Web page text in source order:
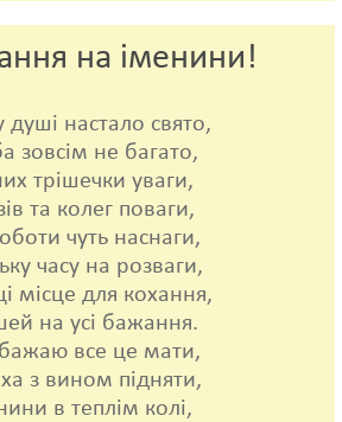
на іменини!
настало свято,
зовсім не багато,
трішечки уваги,
та колег поваги,
чуть наснаги,
часу на розваги,
місце для кохання,
на усі бажання.
все це мати,
з вином підняти,
в теплім колі,